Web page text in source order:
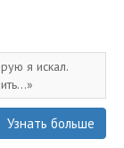
я искал.
Узнать больше